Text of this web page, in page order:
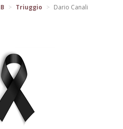
Triuggio Dario Canali